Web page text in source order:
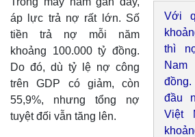
Với
thì
đồng.
đầu
Việt
áp lực trả nợ rất lớn. Số
tiền trả nợ mỗi năm
khoảng 100.000 tỷ đồng.
Do đó, dù tỷ lệ nợ công
trên GDP có giảm, còn
55,9%, nhưng tổng nợ
tuyệt đối vẫn tăng lên.